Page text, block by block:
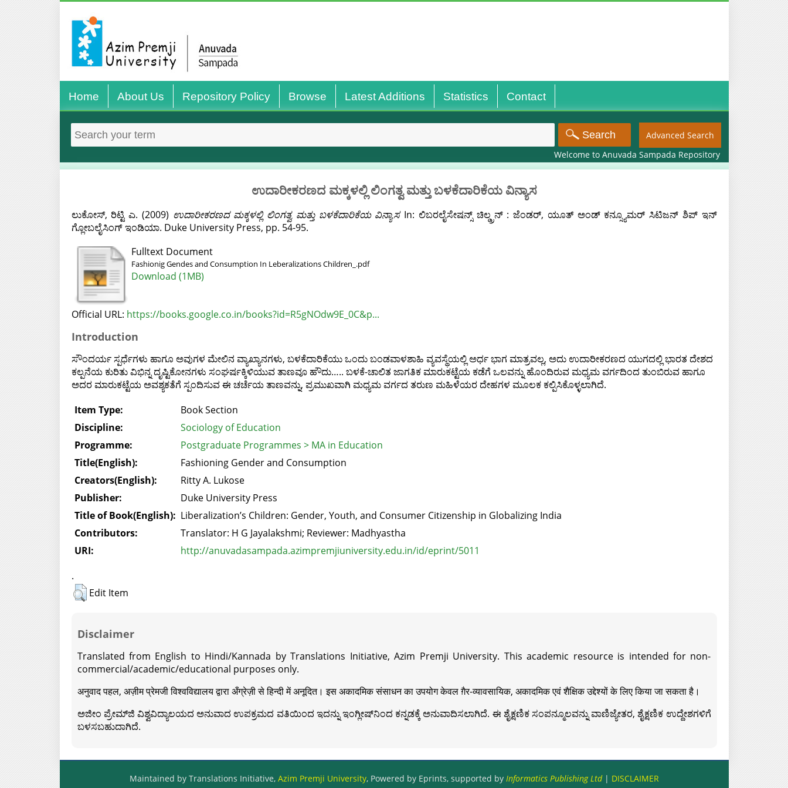
Home About Us Repository Policy Browse Latest Additions Statistics Contact
Advanced Search
Welcome to Anuvada Sampada Repository
ಉದಾರೀಕರಣದ ಮಕ್ಕಳಲ್ಲಿ ಲಿಂಗತ್ವ ಮತ್ತು ಬಳಕೆದಾರಿಕೆಯ ವಿನ್ಯಾಸ
ಲುಕೋಸ್, ರಿಟ್ಟಿ ಎ. (2009) ಉದಾರೀಕರಣದ ಮಕ್ಕಳಲ್ಲಿ ಲಿಂಗತ್ವ ಮತ್ತು ಬಳಕೆದಾರಿಕೆಯ ವಿನ್ಯಾಸIn: ಲಿಬರಲೈಸೇಷನ್ಸ್ ಚಿಲ್ಡ್ರನ್ : ಜೆಂಡರ್, ಯೂತ್ ಅಂಡ್ ಕನ್ಸ್ಯೂಮರ್ ಸಿಟಿಜನ್ ಶಿಪ್ ಇನ್
ಗ್ಲೋಬಲೈಸಿಂಗ್ ಇಂಡಿಯಾ. Duke University Press, pp. 54-95.
Fulltext Document
Fashionig Gendes and Consumption In Leberalizations Children_.pdf
Download (1MB)
Official URL: https://books.google.co.in/books?id=R5gNOdw9E_0C&p...
Introduction
ಸೌಂದರ್ಯ ಸ್ಪರ್ಧೆಗಳು ಹಾಗೂ ಅವುಗಳ ಮೇಲಿನ ವ್ಯಾಖ್ಯಾನಗಳು, ಬಳಕೆದಾರಿಕೆಯು ಒಂದು ಬಂಡವಾಳಶಾಹಿ ವ್ಯವಸ್ಥೆಯಲ್ಲಿ ಅರ್ಧ ಭಾಗ ಮಾತ್ರವಲ್ಲ, ಅದು ಉದಾರೀಕರಣದ ಯುಗದಲ್ಲಿ ಭಾರತ ದೇಶದ
ಕಲ್ಪನೆಯ ಕುರಿತು ವಿಭಿನ್ನ ದೃಷ್ಟಿಕೋನಗಳು ಸಂಘರ್ಷಕ್ಕಿಳಿಯುವ ತಾಣವೂ ಹೌದು….. ಬಳಕೆ-ಚಾಲಿತ ಜಾಗತಿಕ ಮಾರುಕಟ್ಟೆಯ ಕಡೆಗೆ ಒಲವನ್ನು ಹೊಂದಿರುವ ಮಧ್ಯಮ ವರ್ಗದಿಂದ ತುಂಬಿರುವ ಹಾಗೂ
ಅದರ ಮಾರುಕಟ್ಟೆಯ ಅವಶ್ಯಕತೆಗೆ ಸ್ಪಂದಿಸುವ ಈ ಚರ್ಚೆಯ ತಾಣವನ್ನು, ಪ್ರಮುಖವಾಗಿ ಮಧ್ಯಮ ವರ್ಗದ ತರುಣ ಮಹಿಳೆಯರ ದೇಹಗಳ ಮೂಲಕ ಕಲ್ಪಿಸಿಕೊಳ್ಳಲಾಗಿದೆ.
Item Type:
Book Section
Discipline:
Sociology of Education
Programme:
Postgraduate Programmes > MA in Education
Title(English):
Fashioning Gender and Consumption
Creators(English):
Ritty A. Lukose
Publisher:
Duke University Press
Title of Book(English): Liberalization’s Children: Gender, Youth, and Consumer Citizenship in Globalizing India
Contributors:
Translator: H G Jayalakshmi; Reviewer: Madhyastha
URI:
http://anuvadasampada.azimpremjiuniversity.edu.in/id/eprint/5011
.
Edit Item
Disclaimer
Translated from English to Hindi/Kannada by Translations Initiative, Azim Premji University. This academic resource is intended for non-
commercial/academic/educational purposes only.
अनुवाद पहल, अज़ीम प्रेमजी विश्वविद्यालय द्वारा अँग्रेज़ी से हिन्दी में अनूदित। इस अकादमिक संसाधन का उपयोग केवल ग़ैर-व्यावसायिक, अकादमिक एवं शैक्षिक उद्देश्यों के लिए किया जा सकता है।
ಅಜೀಂ ಪ್ರೇಮ್‍ಜಿ ವಿಶ್ವವಿದ್ಯಾಲಯದ ಅನುವಾದ ಉಪಕ್ರಮದ ವತಿಯಿಂದ ಇದನ್ನು ಇಂಗ್ಲೀಷ್‍ನಿಂದ ಕನ್ನಡಕ್ಕೆ ಅನುವಾದಿಸಲಾಗಿದೆ. ಈ ಶೈಕ್ಷಣಿಕ ಸಂಪನ್ಮೂಲವನ್ನು ವಾಣಿಜ್ಯೇತರ, ಶೈಕ್ಷಣಿಕ ಉದ್ದೇಶಗಳಿಗೆ
ಬಳಸಬಹುದಾಗಿದೆ.
Maintained by Translations Initiative, Azim Premji University, Powered by Eprints, supported by Informatics Publishing Ltd| DISCLAIMER